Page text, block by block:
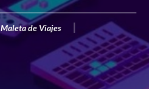
Maleta de Viajes